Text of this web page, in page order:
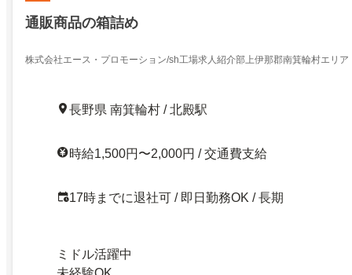
通販商品の箱詰め
株式会社エース・プロモーション/sh工場求人紹介部上伊那郡南箕輪村エリア
長野県 南箕輪村 / 北殿駅
時給1,500円〜2,000円 / 交通費支給
17時までに退社可 / 即日勤務OK / 長期
ミドル活躍中